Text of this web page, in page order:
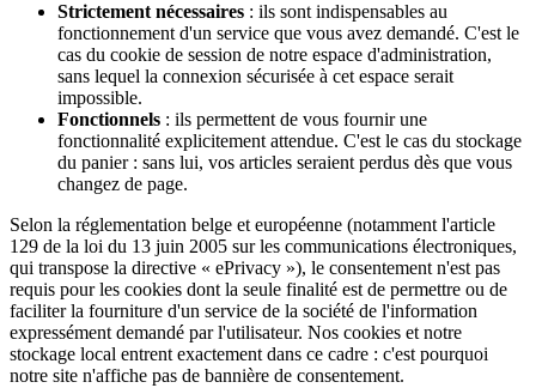
Strictement nécessaires : ils sont indispensables au
fonctionnement d'un service que vous avez demandé. C'est le
cas du cookie de session de notre espace d'administration,
sans lequel la connexion sécurisée à cet espace serait
impossible.
Fonctionnels : ils permettent de vous fournir une
fonctionnalité explicitement attendue. C'est le cas du stockage
du panier : sans lui, vos articles seraient perdus dès que vous
changez de page.
Selon la réglementation belge et européenne (notamment l'article
129 de la loi du 13 juin 2005 sur les communications électroniques,
qui transpose la directive « ePrivacy »), le consentement n'est pas
requis pour les cookies dont la seule finalité est de permettre ou de
faciliter la fourniture d'un service de la société de l'information
expressément demandé par l'utilisateur. Nos cookies et notre
stockage local entrent exactement dans ce cadre : c'est pourquoi
notre site n'affiche pas de bannière de consentement.